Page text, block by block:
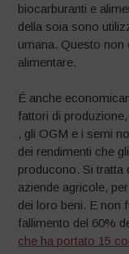
biocarburanti e
della soia sono
umana. Questo non
alimentare.
É anche
fattori di
, gli OGM e i semi
dei rendimenti che
producono. Si tratta
aziende agricole,
dei loro beni. E non
fallimento del 60%
che ha portato 15